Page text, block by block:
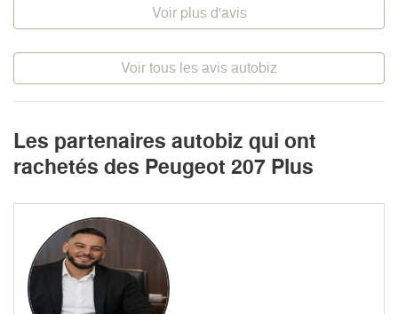
Voir plus d'avis
Voir tous les avis autobiz
Les partenaires autobiz qui ont
rachetés des Peugeot 207 Plus